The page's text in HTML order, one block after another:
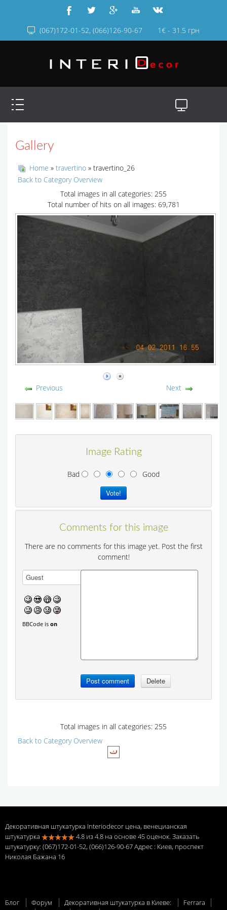
(067)172-01-52, (066)126-90-67 1€ - 31.5 грн
Gallery
Home » travertino » travertino_26
Back to Category Overview
Total images in all categories: 255
Total number of hits on all images: 69,781
Previous Next
Image Rating
Bad Good
Comments for this image
There are no comments for this image yet. Post the first
comment!
BBCode ison
Total images in all categories: 255
Back to Category Overview
Декоративная штукатурка Interiodecor цена, венецианская
штукатурка
4.8 из4.8 на основе45оценок. Заказать
штукатурку: (067)172-01-52, (066)126-90-67 Адрес : Киев, проспект
Николая Бажана 16
Блог Форум Декоративная штукатурка в Киеве:
Ferrara